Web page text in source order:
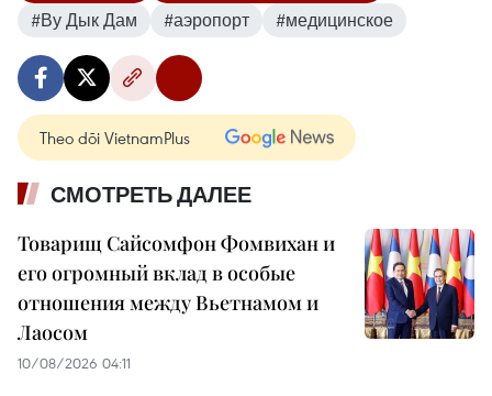
#Ву Дык Дам
#аэропорт #медицинское
Theo dõi VietnamPlus
СМОТРЕТЬ ДАЛЕЕ
Товарищ Сайсомфон Фомвихан и
его огромный вклад в особые
отношения между Вьетнамом и
Лаосом
10/08/2026 04:11